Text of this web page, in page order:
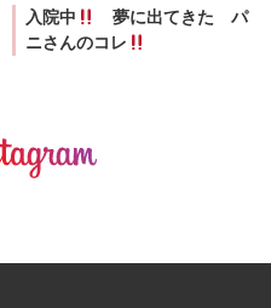
入院中
夢に出てきた パ
ニさんのコレ